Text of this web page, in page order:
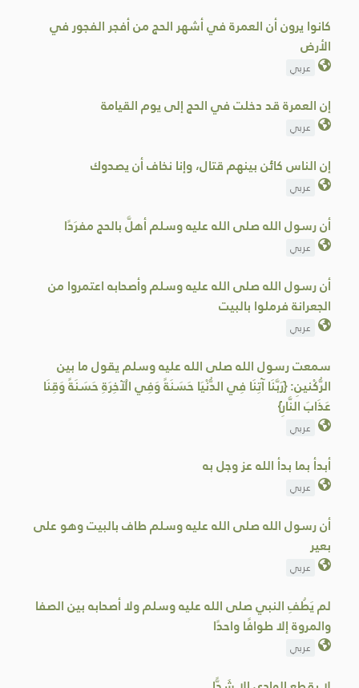
كانوا يرون أن العمرة في أشهر الحج من أفجر الفجور في
الأرض
عربي
إن ‌العمرة قد ‌دخلت في الحج إلى يوم القيامة
عربي
إن الناس كائن بينهم قتال، وإنا ‌نخاف ‌أن ‌يصدوك
عربي
أن رسول الله صلى الله عليه وسلم أهلَّ ‌بالحج ‌مفرَدًا
عربي
أن رسول الله صلى الله عليه وسلم وأصحابه اعتمروا من
الجعرانة فرملوا بالبيت
عربي
سمعت رسول الله صلى الله عليه وسلم يقول ما بين
‌الرُّكْنينِ: {رَبَّنَا آتِنَا فِي الدُّنْيَا حَسَنَةً وَفِي الْآخِرَةِ حَسَنَةً ‌وَقِنَا
عَذَابَ النَّارِ}
عربي
أبدأ بما بدأ الله عز وجل به
عربي
أن رسول الله صلى الله عليه وسلم طاف بالبيت وهو على
بعير
عربي
لم يَطُفِ النبي صلى الله عليه وسلم ولا أصحابه بين الصفا
والمروة ‌إلا ‌طوافًا واحدًا
عربي